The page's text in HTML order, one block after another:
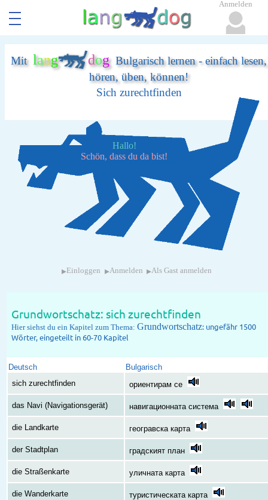
Mit lang dogBulgarisch lernen - einfach lesen,
hören, üben, können!
Sich zurechtfinden
Hallo!
Schön, dass du da bist!
▸ Einloggen ▸Anmelden ▸Als Gast anmelden
Grundwortschatz: sich zurechtfinden
Hier siehst du ein Kapitel zum Thema:Grundwortschatz: ungefähr 1500
Wörter, eingeteilt in 60-70 Kapitel
Deutsch
Bulgarisch
sich zurechtfinden
ориентирам се
das Navi (Navigationsgerät) навигационната система
die Landkarte геогравска карта
der Stadtplan градският план
die Straßenkarte уличната карта
die Wanderkarte туристическата карта
Anmelden